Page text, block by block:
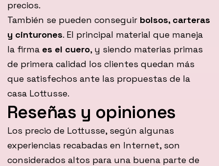
precios.
También se pueden conseguir bolsos, carteras
y cinturones. El principal material que maneja
la firma es el cuero, y siendo materias primas
de primera calidad los clientes quedan más
que satisfechos ante las propuestas de la
casa Lottusse.
Reseñas y opiniones
Los precio de Lottusse, según algunas
experiencias recabadas en Internet, son
considerados altos para una buena parte de